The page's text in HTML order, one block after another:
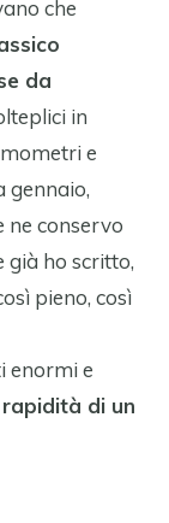
che
da
in
e
gennaio,
ne conservo
già ho scritto,
pieno, così
enormi e
di un